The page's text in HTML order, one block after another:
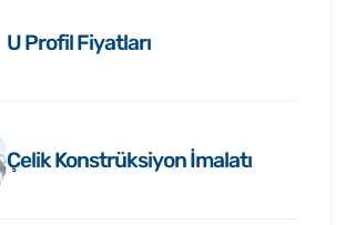
U Profil Fiyatları
Çelik Konstrüksiyon İmalatı